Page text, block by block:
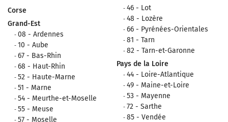
Corse
Grand-Est
08 - Ardennes
10 - Aube
67 - Bas-Rhin
68 - Haut-Rhin
52 - Haute-Marne
51 - Marne
54 - Meurthe-et-Moselle
55 - Meuse
57 - Moselle
46 - Lot
48 - Lozère
66 - Pyrénées-Orientales
81 - Tarn
82 - Tarn-et-Garonne
Pays de la Loire
44 - Loire-Atlantique
49 - Maine-et-Loire
53 - Mayenne
72 - Sarthe
85 - Vendée